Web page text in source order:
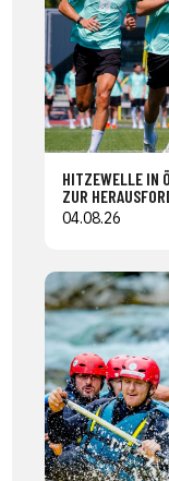
HITZEWELLE IN
ZUR
04.08.26